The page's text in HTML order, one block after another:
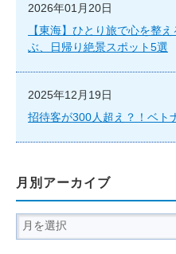
2026年01月20日
【東海】ひとり旅で心を整
ぶ、日帰り絶景スポット5選
2025年12月19日
招待客が300人超え？！ベト
月別アーカイブ